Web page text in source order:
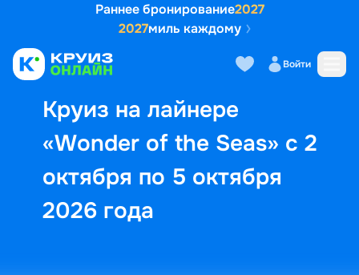
Раннее бронирование2027
2027миль каждому
Войти
Круиз на лайнере
«Wonder of the Seas» с 2
октября по 5 октября
2026 года
Выбор кают Маршрут и